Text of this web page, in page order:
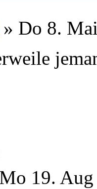
» Do 8.
Mo 19.